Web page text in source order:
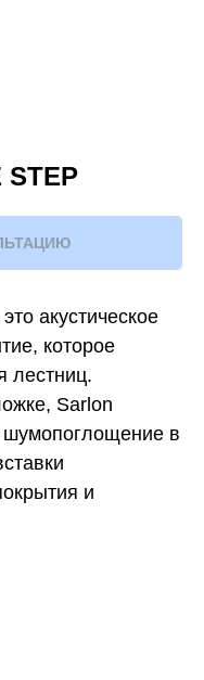
STEP
акустическое
которое
лестниц.
Sarlon
шумопоглощение в
и